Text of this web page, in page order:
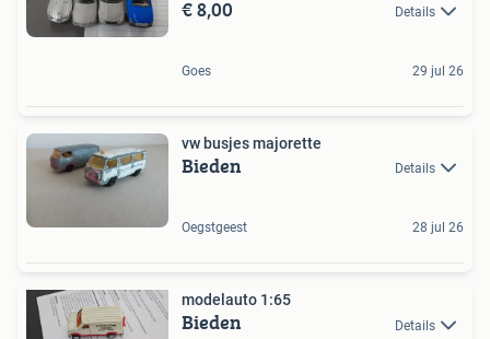
€ 8,00 Details
Goes 29 jul 26
vw busjes majorette
Bieden Details
Oegstgeest 28 jul 26
modelauto 1:65
Bieden Details